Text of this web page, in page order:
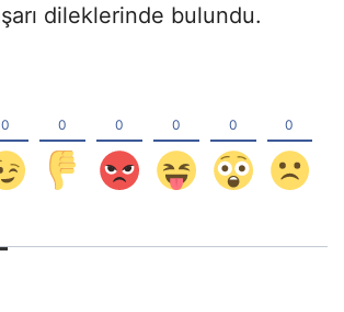
dileklerinde bulundu.